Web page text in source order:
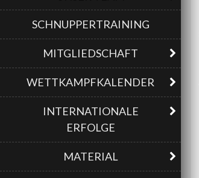
SCHNUPPERTRAINING
MITGLIEDSCHAFT
WETTKAMPFKALENDER
INTERNATIONALE
ERFOLGE
MATERIAL